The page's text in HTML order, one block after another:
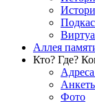
Аллея
Кто? Где?
Фото